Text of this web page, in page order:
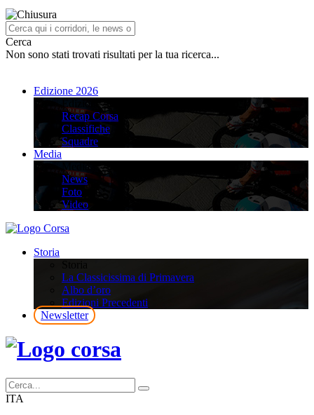
Cerca
Non sono stati trovati risultati per la tua ricerca...
Edizione 2026
Edizione 2026
Recap Corsa
Classifiche
Squadre
Media
Media
News
Foto
Video
Storia
La Classicissima di Primavera
Albo d’oro
Edizioni Precedenti
Newsletter
ITA